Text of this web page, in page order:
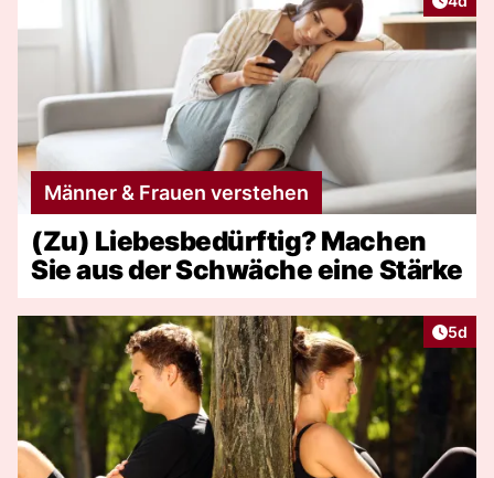
Männer & Frauen verstehen
(Zu) Liebesbedürftig? Machen
Sie aus der Schwäche eine Stärke
5d